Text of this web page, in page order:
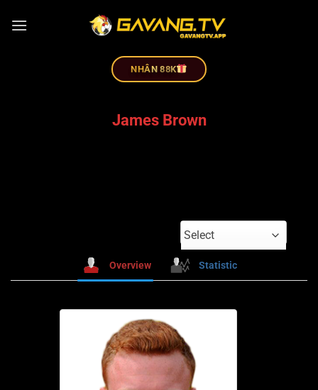
NHÂN 88K
James Brown
Select
Overview Statistic